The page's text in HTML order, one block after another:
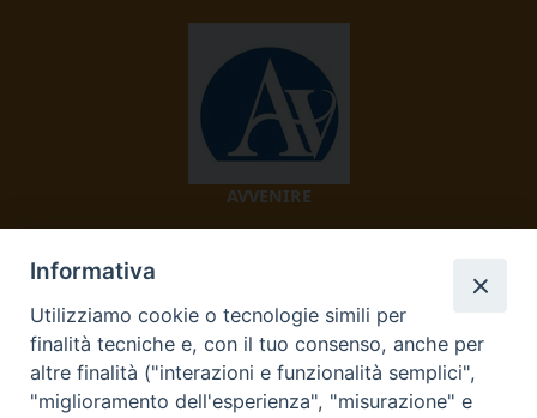
AVVENIRE
Informativa
Utilizziamo cookie o tecnologie simili per
finalità tecniche e, con il tuo consenso, anche per
altre finalità ("interazioni e funzionalità semplici",
"miglioramento dell'esperienza", "misurazione" e